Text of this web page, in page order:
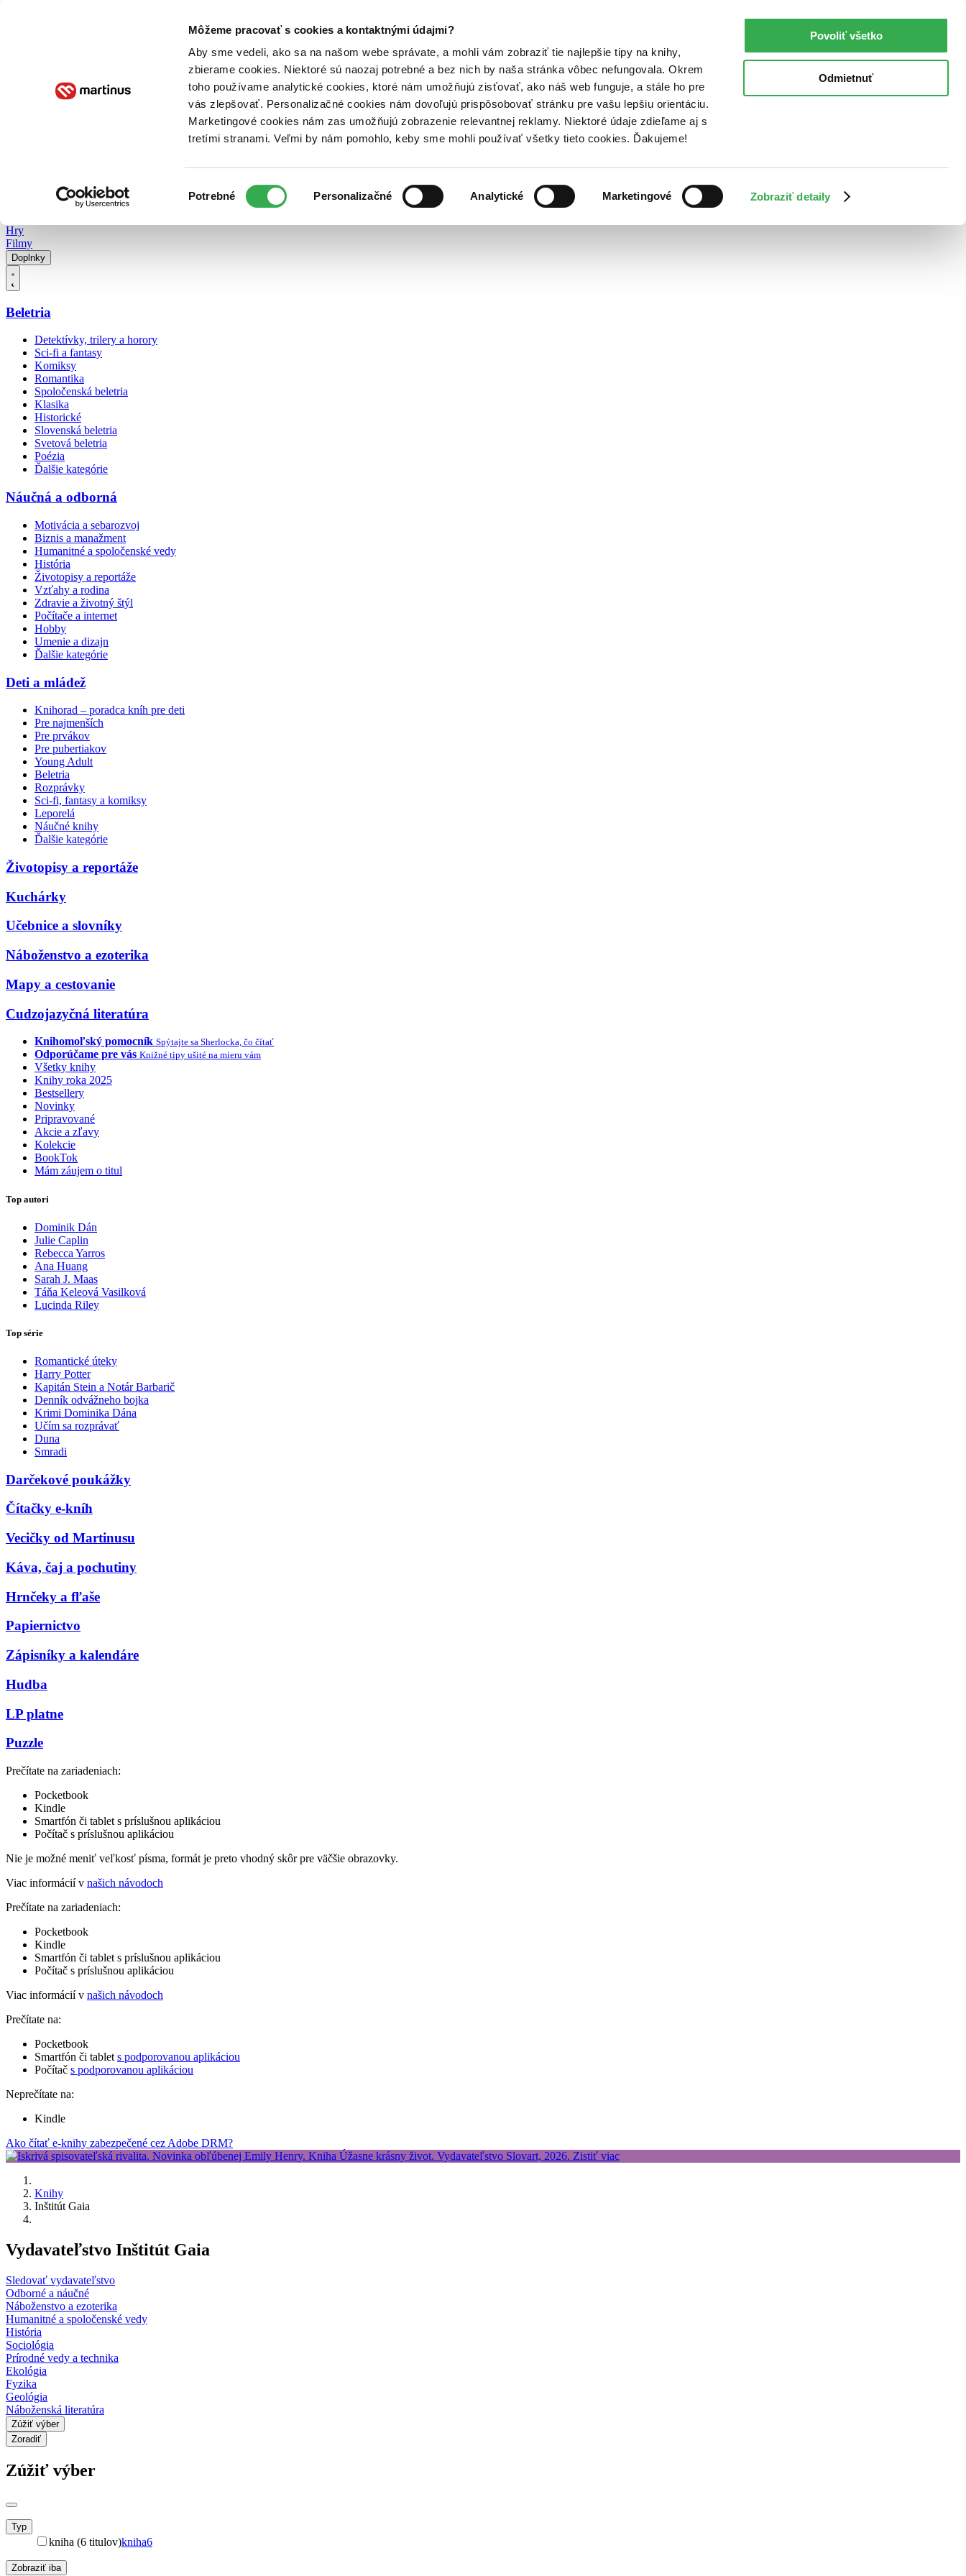
Môžeme pracovať s cookies a kontaktnými údajmi?
Aby sme vedeli, ako sa na našom webe správate, a mohli vám zobraziť tie najlepšie tipy na knihy,
zbierame cookies. Niektoré sú naozaj potrebné a bez nich by naša stránka vôbec nefungovala. Okrem
toho používame analytické cookies, ktoré nám umožňujú zisťovať, ako náš web funguje, a stále ho pre
vás zlepšovať. Personalizačné cookies nám dovoľujú prispôsobovať stránku pre vašu lepšiu orientáciu.
Marketingové cookies nám zas umožňujú zobrazenie relevantnej reklamy. Niektoré údaje zdieľame aj s
tretími stranami. Veľmi by nám pomohlo, keby sme mohli používať všetky tieto cookies. Ďakujeme!
súhlasu
Potrebné Personalizačné Analytické Marketingové Zobraziť detaily
Povoliť všetko
Odmietnuť
Poukážky Kontakt
Hry
Filmy
Doplnky
Beletria
Detektívky, trilery a horory
Sci-fi a fantasy
Komiksy
Romantika
Spoločenská beletria
Klasika
Historické
Slovenská beletria
Svetová beletria
Poézia
Ďalšie kategórie
Náučná a odborná
Motivácia a sebarozvoj
Biznis a manažment
Humanitné a spoločenské vedy
História
Životopisy a reportáže
Vzťahy a rodina
Zdravie a životný štýl
Počítače a internet
Hobby
Umenie a dizajn
Ďalšie kategórie
Deti a mládež
Knihorad – poradca kníh pre deti
Pre najmenších
Pre prvákov
Pre pubertiakov
Young Adult
Beletria
Rozprávky
Sci-fi, fantasy a komiksy
Leporelá
Náučné knihy
Ďalšie kategórie
Životopisy a reportáže
Kuchárky
Učebnice a slovníky
Náboženstvo a ezoterika
Mapy a cestovanie
Cudzojazyčná literatúra
Knihomoľský pomocník Spýtajte sa Sherlocka, čo čítať
Odporúčame pre vás Knižné tipy ušité na mieru vám
Všetky knihy
Knihy roka 2025
Bestsellery
Novinky
Pripravované
Akcie a zľavy
Kolekcie
BookTok
Mám záujem o titul
Top autori
Dominik Dán
Julie Caplin
Rebecca Yarros
Ana Huang
Sarah J. Maas
Táňa Keleová Vasilková
Lucinda Riley
Top série
Romantické úteky
Harry Potter
Kapitán Stein a Notár Barbarič
Denník odvážneho bojka
Krimi Dominika Dána
Učím sa rozprávať
Duna
Smradi
Darčekové poukážky
Čítačky e-kníh
Vecičky od Martinusu
Káva, čaj a pochutiny
Hrnčeky a fľaše
Papiernictvo
Zápisníky a kalendáre
Hudba
LP platne
Puzzle
Prečítate na zariadeniach:
Pocketbook
Kindle
Smartfón či tablet s príslušnou aplikáciou
Počítač s príslušnou aplikáciou
Nie je možné meniť veľkosť písma, formát je preto vhodný skôr pre väčšie obrazovky.
Viac informácií v našich návodoch
Prečítate na zariadeniach:
Pocketbook
Kindle
Smartfón či tablet s príslušnou aplikáciou
Počítač s príslušnou aplikáciou
Viac informácií v našich návodoch
Prečítate na:
Pocketbook
Smartfón či tablet s podporovanou aplikáciou
Počítač s podporovanou aplikáciou
Neprečítate na:
Kindle
Ako čítať e-knihy zabezpečené cez Adobe DRM?
Knihy
Inštitút Gaia
Vydavateľstvo Inštitút Gaia
Sledovať vydavateľstvo
Odborné a náučné
Náboženstvo a ezoterika
Humanitné a spoločenské vedy
História
Sociológia
Prírodné vedy a technika
Ekológia
Fyzika
Geológia
Náboženská literatúra
Zúžiť výber
Zoradiť
Zúžiť výber
Typ
kniha (6 titulov)kniha6
Zobraziť iba